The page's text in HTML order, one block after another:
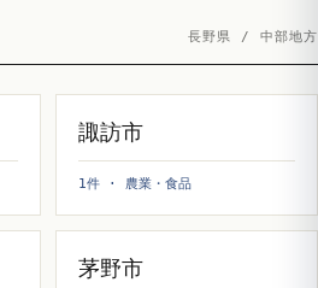
長野県 / 中部地方
諏訪市
1件 · 農業・食品
茅野市